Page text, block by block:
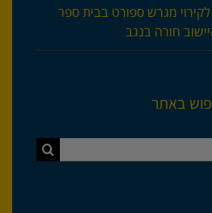
מגרש ספורט בבית ספר
חורה בנגב
באתר